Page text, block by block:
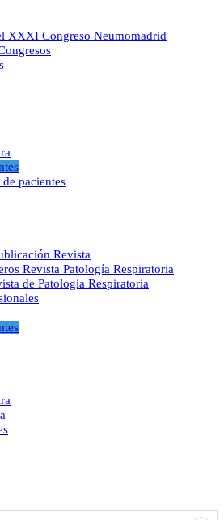
XXXI Congreso Neumomadrid
pacientes
Revista
Revista Patología Respiratoria
de Patología Respiratoria